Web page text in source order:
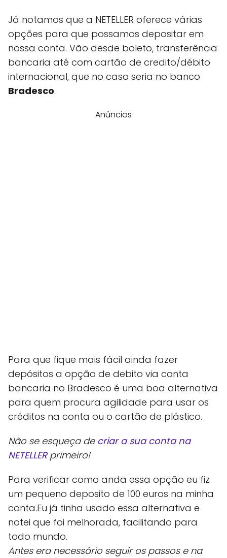
Já notamos que a NETELLER oferece várias
opções para que possamos depositar em
nossa conta. Vão desde boleto, transferência
bancaria até com cartão de credito/débito
internacional, que no caso seria no banco
Bradesco.
Anúncios
Para que fique mais fácil ainda fazer
depósitos a opção de debito via conta
bancaria no Bradesco é uma boa alternativa
para quem procura agilidade para usar os
créditos na conta ou o cartão de plástico.
Não se esqueça de criar a sua conta na
NETELLERprimeiro!
Para verificar como anda essa opção eu fiz
um pequeno deposito de 100 euros na minha
conta.Eu já tinha usado essa alternativa e
notei que foi melhorada, facilitando para
todo mundo.
Antes era necessário seguir os passos e na